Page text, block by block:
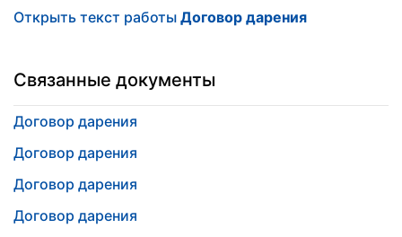
Открыть текст работы Договор дарения
Связанные документы
Договор дарения
Договор дарения
Договор дарения
Договор дарения